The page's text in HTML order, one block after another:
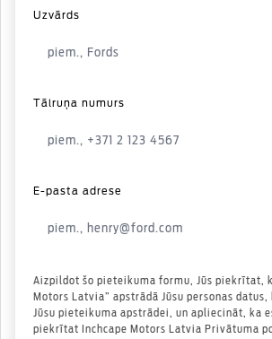
Uzvārds
Tālruņa numurs
E-pasta adrese
Aizpildot šo pieteikuma formu, Jūs piekrītat,
Motors Latvia” apstrādā Jūsu personas datus,
Jūsu pieteikuma apstrādei, un apliecināt, ka
piekrītat Inchcape Motors Latvia Privātuma